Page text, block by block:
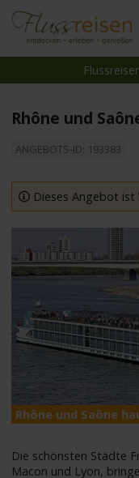
Reedereien
Über uns
Suche
Rhône und
ANGEBOTS-ID: 193383
Dieses Angebot
Rhône und Saône
Die schönsten Städte
Macon und Lyon,